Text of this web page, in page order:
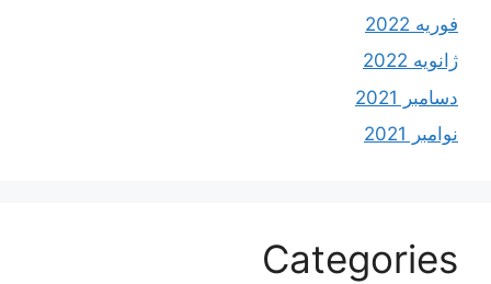
فوریه 2022
ژانویه 2022
دسامبر 2021
نوامبر 2021
Categories